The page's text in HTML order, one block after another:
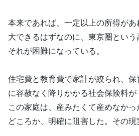
本来であれば、一定以上の所得が
大できるはずなのに、東京圏とい
それが困難になっている。
住宅費と教育費で家計が絞られ、保
に容赦なく降りかかる社会保険料
この家庭は、産みたくて産めなか
どころか、明確に阻害した。その現